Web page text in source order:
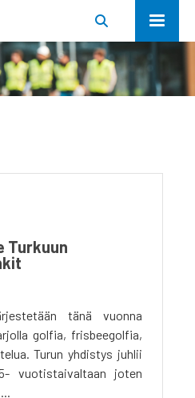
Turkuun
tänä vuonna
golfia, frisbeegolfia,
Turun yhdistys juhlii
vuotistaivaltaan joten